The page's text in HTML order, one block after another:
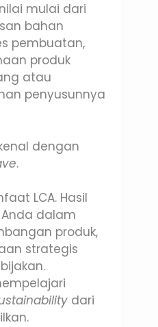
mulai dari
bahan
pembuatan,
produk
atau
penyusunnya
dengan
.
LCA. Hasil
dalam
produk,
strategis
dari